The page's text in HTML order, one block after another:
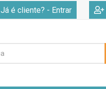
Já é cliente? - Entrar